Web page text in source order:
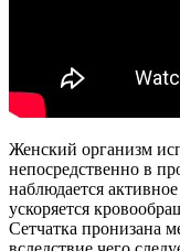
Женский организм
непосредственно в
наблюдается
ускоряется
Сетчатка пронизана